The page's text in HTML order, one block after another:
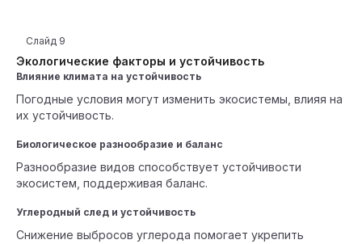
Экологические факторы и устойчивость
Слайд 9
Влияние климата на устойчивость
Погодные условия могут изменить экосистемы, влияя на
их устойчивость.
Биологическое разнообразие и баланс
Разнообразие видов способствует устойчивости
экосистем, поддерживая баланс.
Углеродный след и устойчивость
Снижение выбросов углерода помогает укрепить